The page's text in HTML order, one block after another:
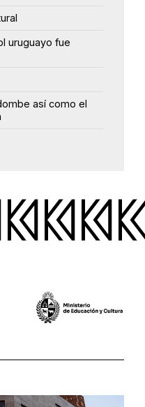
uruguayo fue
así como el